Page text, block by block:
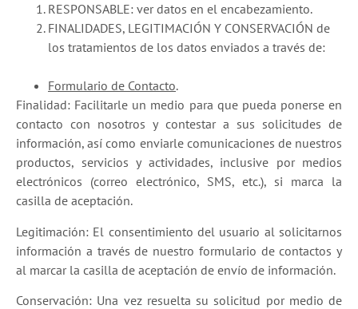
RESPONSABLE: ver datos en el encabezamiento.
FINALIDADES, LEGITIMACIÓN Y CONSERVACIÓN de
los tratamientos de los datos enviados a través de:
Formulario de Contacto.
Finalidad: Facilitarle un medio para que pueda ponerse en
contacto con nosotros y contestar a sus solicitudes de
información, así como enviarle comunicaciones de nuestros
productos, servicios y actividades, inclusive por medios
electrónicos (correo electrónico, SMS, etc.), si marca la
casilla de aceptación.
Legitimación: El consentimiento del usuario al solicitarnos
información a través de nuestro formulario de contactos y
al marcar la casilla de aceptación de envío de información.
Conservación: Una vez resuelta su solicitud por medio de